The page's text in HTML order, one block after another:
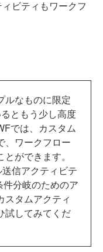
ビティもワークフ
ルなものに限定
ともう少し高度
では、カスタム
、ワークフロー
ができます。
信アクティビテ
分岐のためのア
スタムアクティ
試してみてくだ